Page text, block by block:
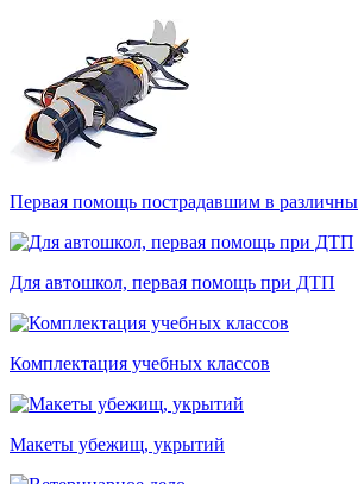
Первая помощь пострадавшим в
Для автошкол, первая помощь при ДТП
Комплектация учебных классов
Макеты убежищ, укрытий